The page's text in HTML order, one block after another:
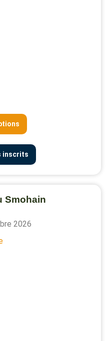
inscrits
Smohain
2026